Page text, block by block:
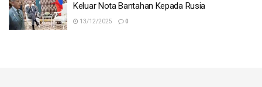
Keluar Nota Bantahan Kepada Rusia
13/12/2025 0